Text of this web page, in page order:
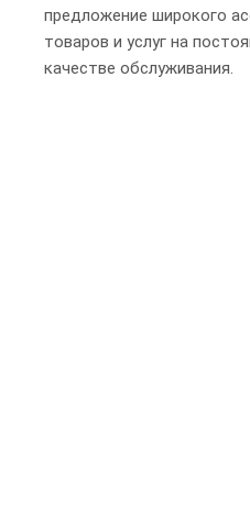
предложение широкого
товаров и услуг на
качестве обслуживания.